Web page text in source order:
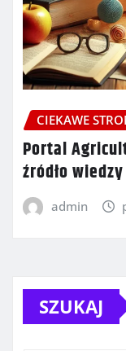
CIEKAWE
Portal
źródło
admin
SZUKAJ